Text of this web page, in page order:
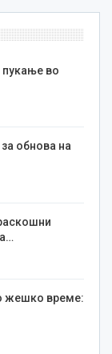
пукање во
обнова на
жешко време: